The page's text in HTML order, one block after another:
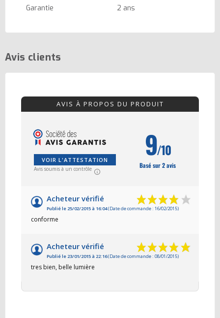
Garantie 2 ans
Avis clients
AVIS À PROPOS DU PRODUIT
VOIR L'ATTESTATION
Avis soumis à un contrôle
9/10
Basé sur 2 avis
Acheteur vérifié
Publié le 25/02/2015 à 16:04(Date de commande : 16/02/2015)
conforme
Acheteur vérifié
Publié le 23/01/2015 à 22:16(Date de commande : 08/01/2015)
tres bien, belle lumière